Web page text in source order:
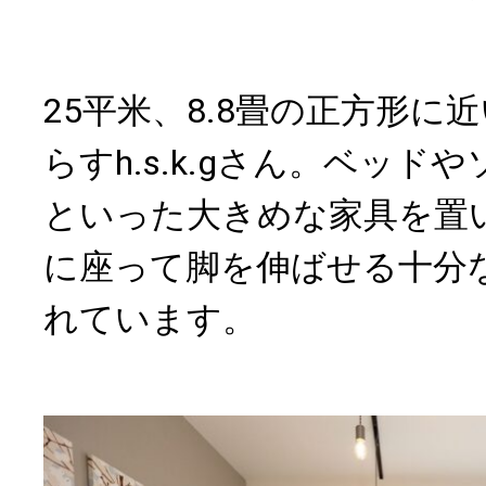
25平米、8.8畳の正方形に
らすh.s.k.gさん。ベッドや
といった大きめな家具を置
に座って脚を伸ばせる十分
れています。